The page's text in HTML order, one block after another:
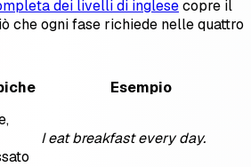
dei livelli di inglesecopre il
che ogni fase richiede nelle quattro
Esempio
I eat breakfast every day.